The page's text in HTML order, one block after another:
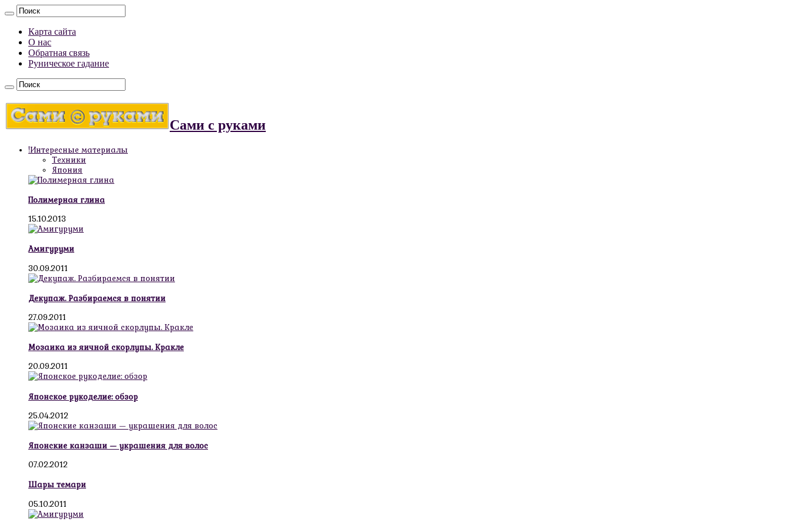
Карта сайта
О нас
Обратная связь
Руническое гадание
Сами с руками
!Интересные материалы
Техники
Япония
Полимерная глина
15.10.2013
Амигуруми
30.09.2011
Декупаж. Разбираемся в понятии
27.09.2011
Мозаика из яичной скорлупы. Кракле
20.09.2011
Японское рукоделие: обзор
25.04.2012
Японские канзаши — украшения для волос
07.02.2012
Шары темари
05.10.2011